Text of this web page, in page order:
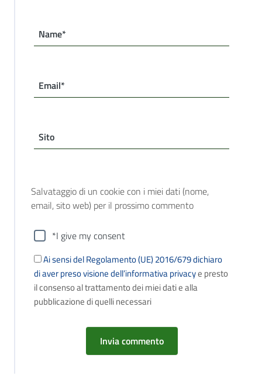
Name*
Email*
Sito
Salvataggio di un cookie con i miei dati (nome,
email, sito web) per il prossimo commento
*I give my consent
Ai sensi del Regolamento (UE) 2016/679 dichiaro
di aver preso visione dell’informativa privacye presto
il consenso al trattamento dei miei dati e alla
pubblicazione di quelli necessari